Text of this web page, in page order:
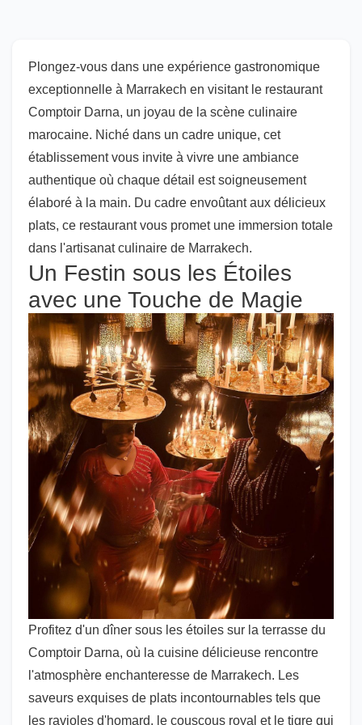
Plongez-vous dans une expérience gastronomique
exceptionnelle à Marrakech en visitant le restaurant
Comptoir Darna, un joyau de la scène culinaire
marocaine. Niché dans un cadre unique, cet
établissement vous invite à vivre une ambiance
authentique où chaque détail est soigneusement
élaboré à la main. Du cadre envoûtant aux délicieux
plats, ce restaurant vous promet une immersion totale
dans l'artisanat culinaire de Marrakech.
Un Festin sous les Étoiles
avec une Touche de Magie
Profitez d'un dîner sous les étoiles sur la terrasse du
Comptoir Darna, où la cuisine délicieuse rencontre
l'atmosphère enchanteresse de Marrakech. Les
saveurs exquises de plats incontournables tels que
les ravioles d'homard, le couscous royal et le tigre qui